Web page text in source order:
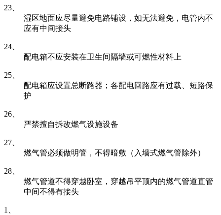
23、
湿区地面应尽量避免电路铺设，如无法避免，电管内不
应有中间接头
24、
配电箱不应安装在卫生间隔墙或可燃性材料上
25、
配电箱应设置总断路器；各配电回路应有过载、短路保
护
26、
严禁擅自拆改燃气设施设备
27、
燃气管必须做明管，不得暗敷（入墙式燃气管除外）
28、
燃气管道不得穿越卧室，穿越吊平顶内的燃气管道直管
中间不得有接头
1、